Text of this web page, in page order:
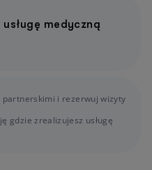
medyczną
partnerskimi i rezerwuj wizyty
gdzie zrealizujesz usługę